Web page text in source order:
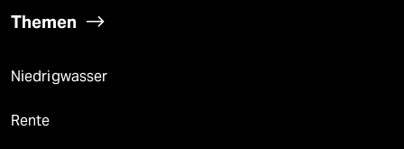
Themen
Niedrigwasser
Rente